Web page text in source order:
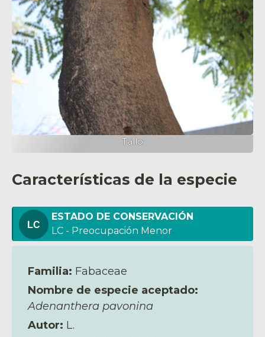
Tallo
Características de la especie
ESTADO DE CONSERVACIÓN
LC - Preocupación Menor
Familia: Fabaceae
Nombre de especie aceptado:
Adenanthera pavonina
Autor: L.